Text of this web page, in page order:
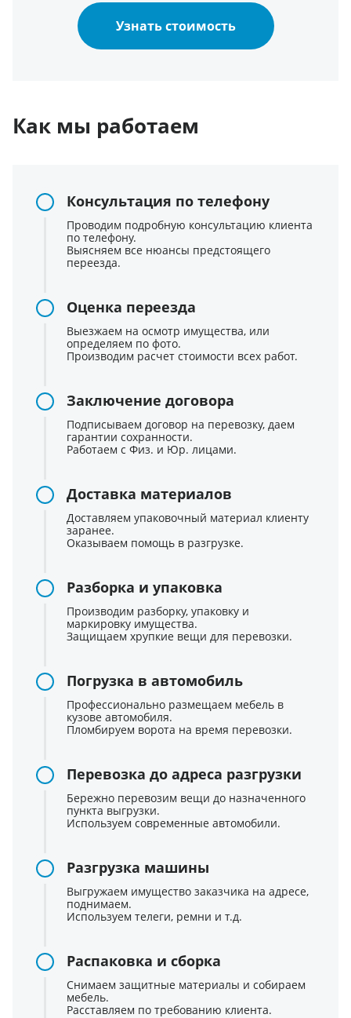
Узнать стоимость
Как мы работаем
Консультация по телефону
Проводим подробную консультацию клиента
по телефону.
Выясняем все нюансы предстоящего
переезда.
Оценка переезда
Выезжаем на осмотр имущества, или
определяем по фото.
Производим расчет стоимости всех работ.
Заключение договора
Подписываем договор на перевозку, даем
гарантии сохранности.
Работаем с Физ. и Юр. лицами.
Доставка материалов
Доставляем упаковочный материал клиенту
заранее.
Оказываем помощь в разгрузке.
Разборка и упаковка
Производим разборку, упаковку и
маркировку имущества.
Защищаем хрупкие вещи для перевозки.
Погрузка в автомобиль
Профессионально размещаем мебель в
кузове автомобиля.
Пломбируем ворота на время перевозки.
Перевозка до адреса разгрузки
Бережно перевозим вещи до назначенного
пункта выгрузки.
Используем современные автомобили.
Разгрузка машины
Выгружаем имущество заказчика на адресе,
поднимаем.
Используем телеги, ремни и т.д.
Распаковка и сборка
Снимаем защитные материалы и собираем
мебель.
Расставляем по требованию клиента.